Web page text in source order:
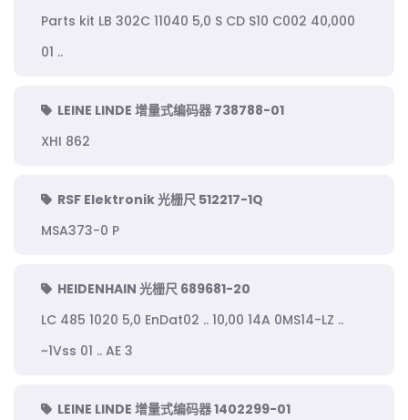
Parts kit LB 302C 11040 5,0 S CD S10 C002 40,000
01 ..
LEINE LINDE 增量式编码器 738788-01
XHI 862
RSF Elektronik 光栅尺 512217-1Q
MSA373-0 P
HEIDENHAIN 光栅尺 689681-20
LC 485 1020 5,0 EnDat02 .. 10,00 14A 0MS14-LZ ..
~1Vss 01 .. AE 3
LEINE LINDE 增量式编码器 1402299-01